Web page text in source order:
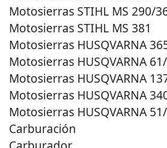
Motosierras STIHL MS 290/
Motosierras STIHL MS 381
Motosierras HUSQVARNA
Motosierras HUSQVARNA
Motosierras HUSQVARNA
Motosierras HUSQVARNA
Motosierras HUSQVARNA
Carburación